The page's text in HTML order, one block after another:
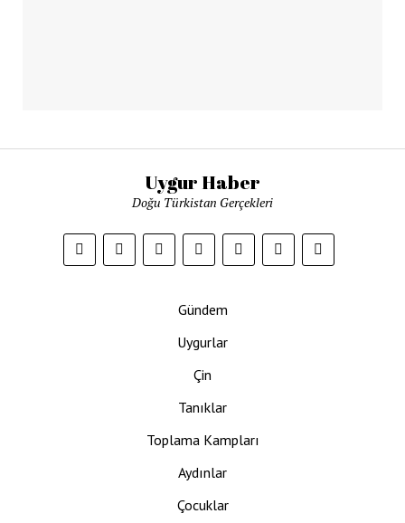
Uygur Haber
Doğu Türkistan Gerçekleri
Gündem
Uygurlar
Çin
Tanıklar
Toplama Kampları
Aydınlar
Çocuklar